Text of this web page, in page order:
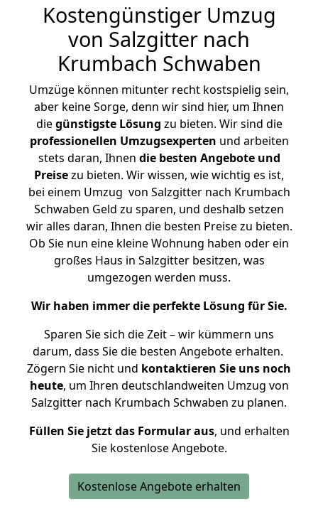
Kostengünstiger Umzug
von Salzgitter nach
Krumbach Schwaben
Umzüge können mitunter recht kostspielig sein,
aber keine Sorge, denn wir sind hier, um Ihnen
diegünstigste Lösung zu bieten. Wir sind die
professionellen Umzugsexperten und arbeiten
stets daran, Ihnen die besten Angebote und
Preisezu bieten. Wir wissen, wie wichtig es ist,
bei einem Umzug von Salzgitter nach Krumbach
Schwaben Geld zu sparen, und deshalb setzen
wir alles daran, Ihnen die besten Preise zu bieten.
Ob Sie nun eine kleine Wohnung haben oder ein
großes Haus in Salzgitter besitzen, was
umgezogen werden muss.
Wir haben immer die perfekte Lösung für Sie.
Sparen Sie sich die Zeit – wir kümmern uns
darum, dass Sie die besten Angebote erhalten.
Zögern Sie nicht und kontaktieren Sie uns noch
heute, um Ihren deutschlandweiten Umzug von
Salzgitter nach Krumbach Schwaben zu planen.
Füllen Sie jetzt das Formular aus, und erhalten
Sie kostenlose Angebote.
Kostenlose Angebote erhalten